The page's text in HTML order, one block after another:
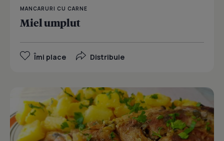
MANCARURI CU CARNE
Miel umplut
Îmi place Distribuie